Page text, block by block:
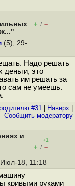
+ / –
(5), 29-
Надо решать
деньги, это
им решать за
сам не умеешь.
#31 Наверх
Cообщить модератору
и
+1
+ / –
18, 11:18
кривыми руками